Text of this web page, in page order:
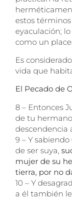
estos
eyaculación;
como un
Es
vida que
El Pecado de
8 – Entonces
de tu
descendencia
9 – Y
de ser suya,
mujer de su
tierra, por no
10 – Y
a él también